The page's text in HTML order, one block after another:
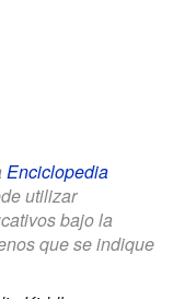
Enciclopedia
utilizar
bajo la
que se indique